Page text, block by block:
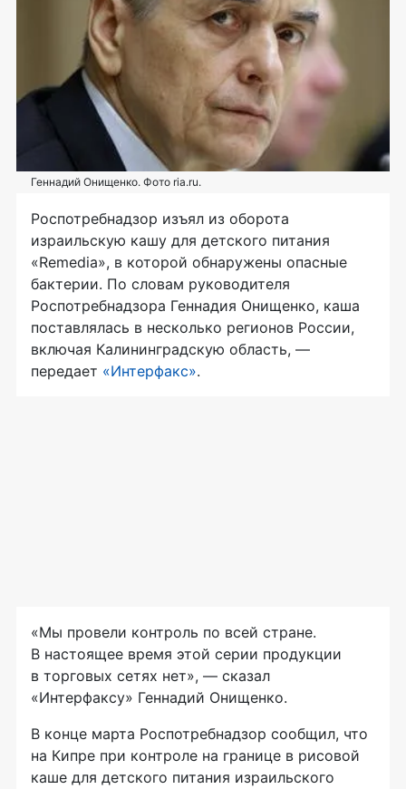
Геннадий Онищенко. Фото ria.ru.
Роспотребнадзор изъял из оборота
израильскую кашу для детского питания
«Remedia», в которой обнаружены опасные
бактерии. По словам руководителя
Роспотребнадзора Геннадия Онищенко, каша
поставлялась в несколько регионов России,
включая Калининградскую область, —
передает «Интерфакс».
«Мы провели контроль по всей стране.
В настоящее время этой серии продукции
в торговых сетях нет», — сказал
«Интерфаксу» Геннадий Онищенко.
В конце марта Роспотребнадзор сообщил, что
на Кипре при контроле на границе в рисовой
каше для детского питания израильского